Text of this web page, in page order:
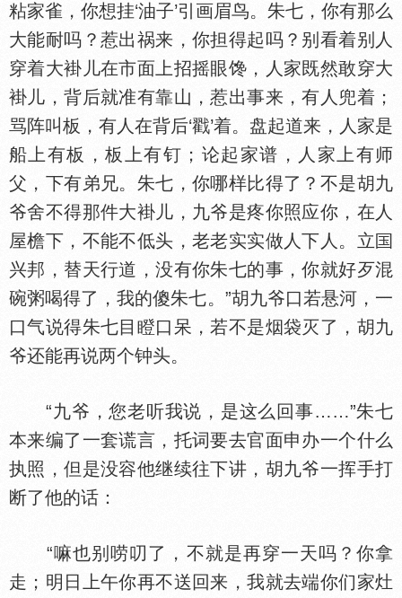
粘家雀，你想挂‘油子’引画眉鸟。朱七，你有那么
大能耐吗？惹出祸来，你担得起吗？别看着别人
穿着大褂儿在市面上招摇眼馋，人家既然敢穿大
褂儿，背后就准有靠山，惹出事来，有人兜着；
骂阵叫板，有人在背后‘戳’着。盘起道来，人家是
船上有板，板上有钉；论起家谱，人家上有师
父，下有弟兄。朱七，你哪样比得了？不是胡九
爷舍不得那件大褂儿，九爷是疼你照应你，在人
屋檐下，不能不低头，老老实实做人下人。立
兴邦，替天行道，没有你朱七的事，你就好歹混
碗粥喝得了，我的傻朱七。”胡九爷口若悬河，一
口气说得朱七目瞪口呆，若不是烟袋灭了，胡九
爷还能再说两个钟头。
“九爷，您老听我说，是这么回事……”朱七
本来编了一套谎言，托词要去官面申办一个什么
执照，但是没容他继续往下讲，胡九爷一挥手打
断了他的话：
“嘛也别唠叨了，不就是再穿一天吗？你拿
走；明日上午你再不送回来，我就去端你们家灶